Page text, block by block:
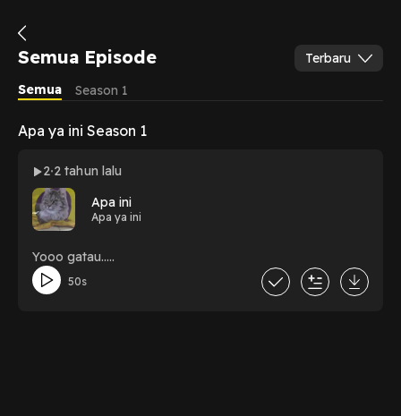
Semua Episode
Terbaru
Semua
Season 1
Apa ya ini Season 1
2 2 tahun lalu
Apa ini
Apa ya ini
Yooo gatau.....
50s